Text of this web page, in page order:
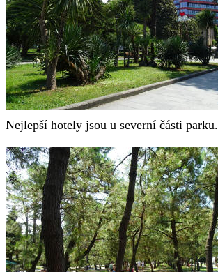
Nejlepší hotely jsou u severní části parku.